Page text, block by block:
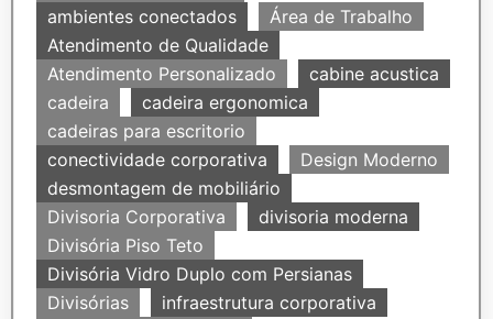
ambientes conectados
Área de Trabalho
Atendimento de Qualidade
Atendimento Personalizado
cabine acustica
cadeira
cadeira ergonomica
cadeiras para escritorio
conectividade corporativa
Design Moderno
desmontagem de mobiliário
Divisoria Corporativa
divisoria moderna
Divisória Piso Teto
Divisória Vidro Duplo com Persianas
Divisórias
infraestrutura corporativa